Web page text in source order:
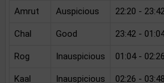
Amrut Auspicious 22:20 -
Chal Good 23:42 -
Rog Inauspicious 01:04 - 02:26
Kaal Inauspicious 02:26 - 03:48